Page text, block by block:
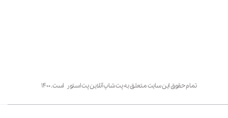
تمام حقوق این سایت متعلق به پت شاپ آنلاین پت استور است. ۱۴۰۰